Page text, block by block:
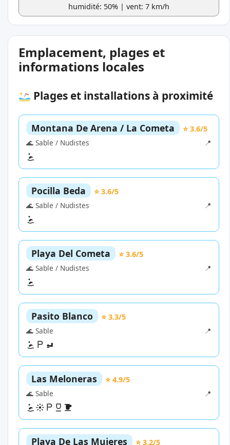
humidité: 50% | vent: 7 km/h
Emplacement, plages et
informations locales
Plages et installations à proximité
Montana De Arena / La Cometa
⭐ 3.6/5
🌊 Sable / Nudistes
📍
Pocilla Beda
⭐ 3.6/5
🌊 Sable / Nudistes
📍
Playa Del Cometa
⭐ 3.6/5
🌊 Sable / Nudistes
📍
Pasito Blanco
⭐ 3.3/5
🌊 Sable
📍
Las Meloneras
⭐ 4.9/5
🌊 Sable
📍
Playa De Las Mujeres
⭐ 3.2/5